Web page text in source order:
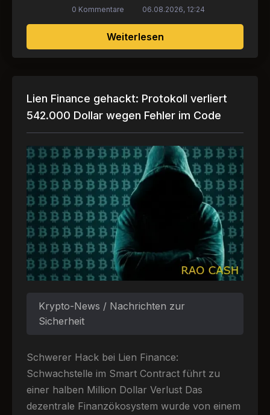
Weiterlesenüber Zerschlagung
0 Kommentare 06.08.2026, 12:24
Lien Finance gehackt: Protokoll verliert
542.000 Dollar wegen Fehler im Code
Krypto-News / Nachrichten zur
Sicherheit
Schwerer Hack bei Lien Finance:
Schwachstelle im Smart Contract führt zu
einer halben Million Dollar Verlust Das
dezentrale Finanzökosystem wurde von einem